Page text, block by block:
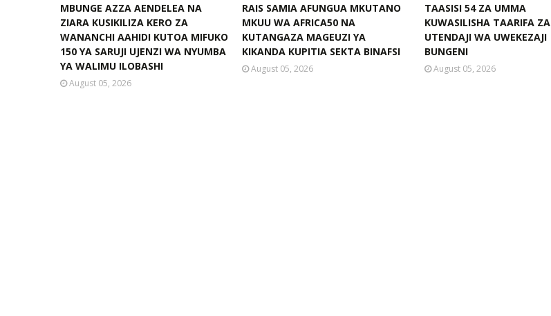
MBUNGE AZZA AENDELEA NA
ZIARA KUSIKILIZA KERO ZA
WANANCHI AAHIDI KUTOA MIFUKO
150 YA SARUJI UJENZI WA NYUMBA
YA WALIMU ILOBASHI
August 05, 2026
RAIS SAMIA AFUNGUA MKUTANO
MKUU WA AFRICA50 NA
KUTANGAZA MAGEUZI YA
KIKANDA KUPITIA SEKTA BINAFSI
August 05, 2026
TAASISI 54 ZA UMMA
KUWASILISHA TAARIFA ZA
UTENDAJI WA UWEKEZAJI
BUNGENI
August 05, 2026